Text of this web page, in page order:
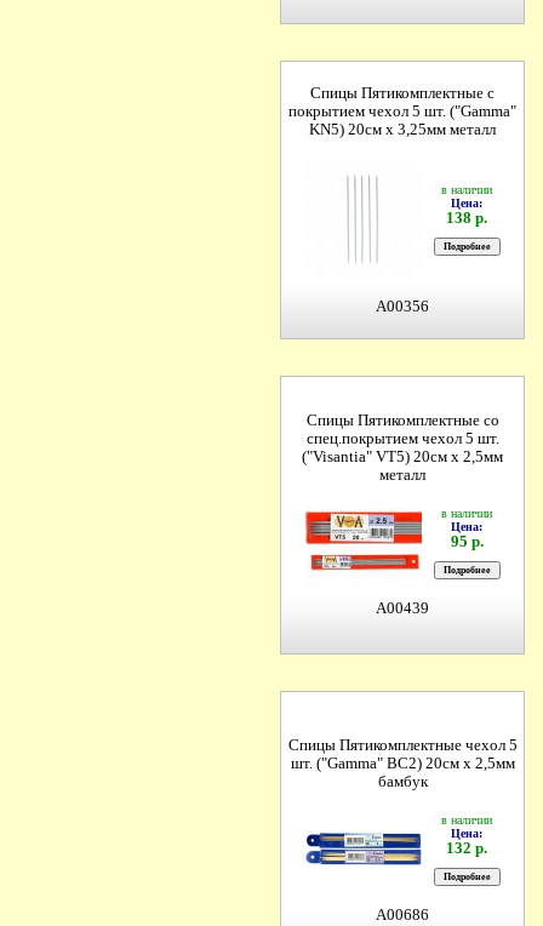
Спицы Пятикомплектные с
покрытием чехол 5 шт. ("Gamma"
KN5) 20см х 3,25мм металл
в наличии
Цена:
138 р.
A00356
Спицы Пятикомплектные со
спец.покрытием чехол 5 шт.
("Visantia" VT5) 20см х 2,5мм
металл
в наличии
Цена:
95 р.
A00439
Спицы Пятикомплектные чехол 5
шт. ("Gamma" BC2) 20см х 2,5мм
бамбук
в наличии
Цена:
132 р.
A00686